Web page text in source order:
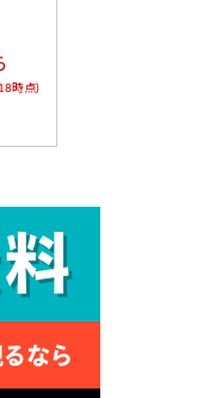
時点)